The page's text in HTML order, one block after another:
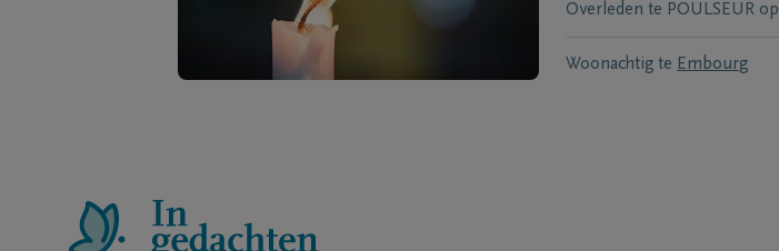
Overleden te POULSEUR op
Woonachtig te Embourg